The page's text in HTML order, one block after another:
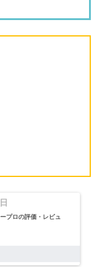
プロの評価・レビュ